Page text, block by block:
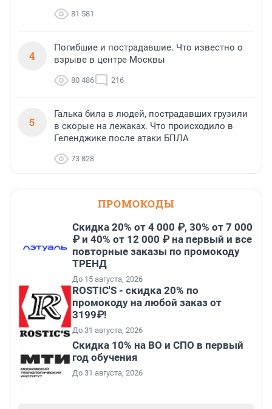
81 581
4
Погибшие и пострадавшие. Что известно о
взрыве в центре Москвы
80 486 216
5
Галька била в людей, пострадавших грузили
в скорые на лежаках. Что происходило в
Геленджике после атаки БПЛА
73 828
ПРОМОКОДЫ
Скидка 20% от 4 000 ₽, 30% от 7 000
₽ и 40% от 12 000 ₽ на первый и все
повторные заказы по промокоду
ТРЕНД
До 15 августа, 2026
ROSTIC'S - скидка 20% по
промокоду на любой заказ от
3199₽!
До 31 августа, 2026
Скидка 10% на ВО и СПО в первый
год обучения
До 31 августа, 2026